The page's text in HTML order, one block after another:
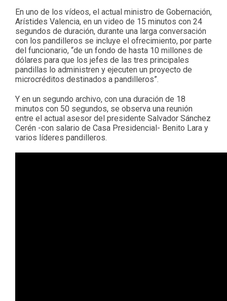
En uno de los vídeos, el actual ministro de Gobernación,
Arístides Valencia, en un video de 15 minutos con 24
segundos de duración, durante una larga conversación
con los pandilleros se incluye el ofrecimiento, por parte
del funcionario, “de un fondo de hasta 10 millones de
dólares para que los jefes de las tres principales
pandillas lo administren y ejecuten un proyecto de
microcréditos destinados a pandilleros”.
Y en un segundo archivo, con una duración de 18
minutos con 50 segundos, se observa una reunión
entre el actual asesor del presidente Salvador Sánchez
Cerén -con salario de Casa Presidencial- Benito Lara y
varios líderes pandilleros.